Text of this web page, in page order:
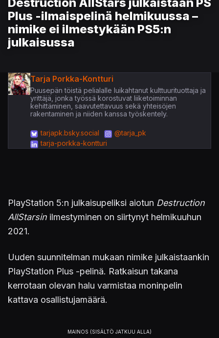
Plus -ilmaispelinä helmikuussa –
nimike ei ilmestykään PS5:n
julkaisussa
Tarja Porkka-Kontturi
Puusepän töistä pelialalle luikahtanut kulttuurituottaja ja
yrittäjä, jonka työssä korostuvat liiketoiminnan
kehittäminen, saavutettavuus sekä yhteisöjen
rakentaminen ja niiden kanssa työskentely.
tarjapk.bsky.social
@tarja_pk
tarja-porkka-kontturi
PlayStation 5:n julkaisupeliksi aiotun Destruction
AllStarsin ilmestyminen on siirtynyt helmikuuhun
2021.
Uuden suunnitelman mukaan nimike julkaistaankin
​​PlayStation Plus -pelinä. Ratkaisun takana
kerrotaan olevan halu varmistaa moninpelin
kattava osallistujamäärä.